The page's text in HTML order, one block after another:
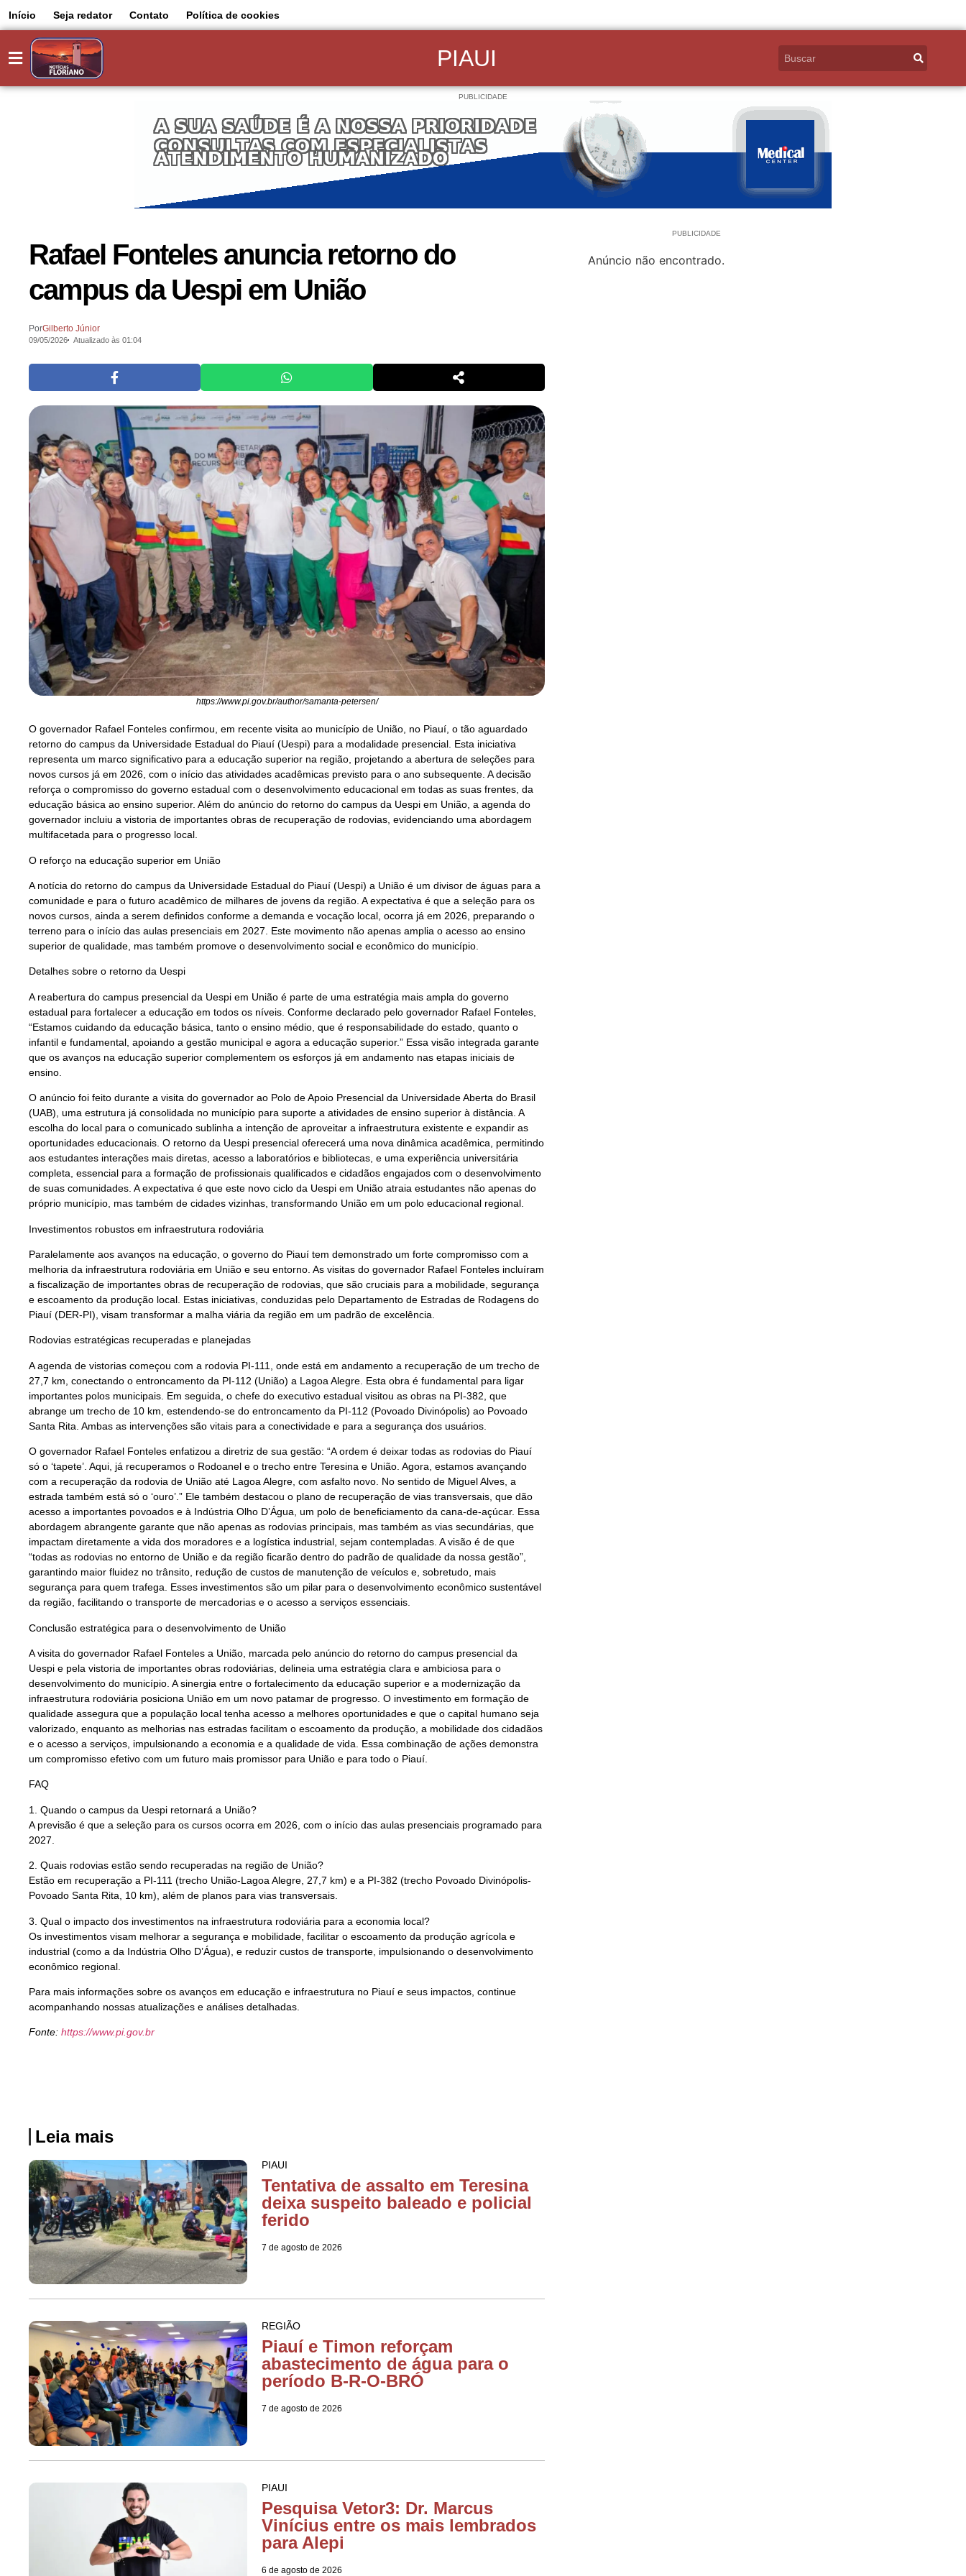
Início Seja redator Contato Política de cookies
PIAUI
PUBLICIDADE
Rafael Fonteles anuncia retorno do
campus da Uespi em União
PorGilberto Júnior
09/05/2026 Atualizado às 01:04
https://www.pi.gov.br/author/samanta-petersen/
O governador Rafael Fonteles confirmou, em recente visita ao município de União, no Piauí, o tão aguardado
retorno do campus da Universidade Estadual do Piauí (Uespi) para a modalidade presencial. Esta iniciativa
representa um marco significativo para a educação superior na região, projetando a abertura de seleções para
novos cursos já em 2026, com o início das atividades acadêmicas previsto para o ano subsequente. A decisão
reforça o compromisso do governo estadual com o desenvolvimento educacional em todas as suas frentes, da
educação básica ao ensino superior. Além do anúncio do retorno do campus da Uespi em União, a agenda do
governador incluiu a vistoria de importantes obras de recuperação de rodovias, evidenciando uma abordagem
multifacetada para o progresso local.
O reforço na educação superior em União
A notícia do retorno do campus da Universidade Estadual do Piauí (Uespi) a União é um divisor de águas para a
comunidade e para o futuro acadêmico de milhares de jovens da região. A expectativa é que a seleção para os
novos cursos, ainda a serem definidos conforme a demanda e vocação local, ocorra já em 2026, preparando o
terreno para o início das aulas presenciais em 2027. Este movimento não apenas amplia o acesso ao ensino
superior de qualidade, mas também promove o desenvolvimento social e econômico do município.
Detalhes sobre o retorno da Uespi
A reabertura do campus presencial da Uespi em União é parte de uma estratégia mais ampla do governo
estadual para fortalecer a educação em todos os níveis. Conforme declarado pelo governador Rafael Fonteles,
“Estamos cuidando da educação básica, tanto o ensino médio, que é responsabilidade do estado, quanto o
infantil e fundamental, apoiando a gestão municipal e agora a educação superior.” Essa visão integrada garante
que os avanços na educação superior complementem os esforços já em andamento nas etapas iniciais de
ensino.
O anúncio foi feito durante a visita do governador ao Polo de Apoio Presencial da Universidade Aberta do Brasil
(UAB), uma estrutura já consolidada no município para suporte a atividades de ensino superior à distância. A
escolha do local para o comunicado sublinha a intenção de aproveitar a infraestrutura existente e expandir as
oportunidades educacionais. O retorno da Uespi presencial oferecerá uma nova dinâmica acadêmica, permitindo
aos estudantes interações mais diretas, acesso a laboratórios e bibliotecas, e uma experiência universitária
completa, essencial para a formação de profissionais qualificados e cidadãos engajados com o desenvolvimento
de suas comunidades. A expectativa é que este novo ciclo da Uespi em União atraia estudantes não apenas do
próprio município, mas também de cidades vizinhas, transformando União em um polo educacional regional.
Investimentos robustos em infraestrutura rodoviária
Paralelamente aos avanços na educação, o governo do Piauí tem demonstrado um forte compromisso com a
melhoria da infraestrutura rodoviária em União e seu entorno. As visitas do governador Rafael Fonteles incluíram
a fiscalização de importantes obras de recuperação de rodovias, que são cruciais para a mobilidade, segurança
e escoamento da produção local. Estas iniciativas, conduzidas pelo Departamento de Estradas de Rodagens do
Piauí (DER-PI), visam transformar a malha viária da região em um padrão de excelência.
Rodovias estratégicas recuperadas e planejadas
A agenda de vistorias começou com a rodovia PI-111, onde está em andamento a recuperação de um trecho de
27,7 km, conectando o entroncamento da PI-112 (União) a Lagoa Alegre. Esta obra é fundamental para ligar
importantes polos municipais. Em seguida, o chefe do executivo estadual visitou as obras na PI-382, que
abrange um trecho de 10 km, estendendo-se do entroncamento da PI-112 (Povoado Divinópolis) ao Povoado
Santa Rita. Ambas as intervenções são vitais para a conectividade e para a segurança dos usuários.
O governador Rafael Fonteles enfatizou a diretriz de sua gestão: “A ordem é deixar todas as rodovias do Piauí
só o ‘tapete’. Aqui, já recuperamos o Rodoanel e o trecho entre Teresina e União. Agora, estamos avançando
com a recuperação da rodovia de União até Lagoa Alegre, com asfalto novo. No sentido de Miguel Alves, a
estrada também está só o ‘ouro’.” Ele também destacou o plano de recuperação de vias transversais, que dão
acesso a importantes povoados e à Indústria Olho D’Água, um polo de beneficiamento da cana-de-açúcar. Essa
abordagem abrangente garante que não apenas as rodovias principais, mas também as vias secundárias, que
impactam diretamente a vida dos moradores e a logística industrial, sejam contempladas. A visão é de que
“todas as rodovias no entorno de União e da região ficarão dentro do padrão de qualidade da nossa gestão”,
garantindo maior fluidez no trânsito, redução de custos de manutenção de veículos e, sobretudo, mais
segurança para quem trafega. Esses investimentos são um pilar para o desenvolvimento econômico sustentável
da região, facilitando o transporte de mercadorias e o acesso a serviços essenciais.
Conclusão estratégica para o desenvolvimento de União
A visita do governador Rafael Fonteles a União, marcada pelo anúncio do retorno do campus presencial da
Uespi e pela vistoria de importantes obras rodoviárias, delineia uma estratégia clara e ambiciosa para o
desenvolvimento do município. A sinergia entre o fortalecimento da educação superior e a modernização da
infraestrutura rodoviária posiciona União em um novo patamar de progresso. O investimento em formação de
qualidade assegura que a população local tenha acesso a melhores oportunidades e que o capital humano seja
valorizado, enquanto as melhorias nas estradas facilitam o escoamento da produção, a mobilidade dos cidadãos
e o acesso a serviços, impulsionando a economia e a qualidade de vida. Essa combinação de ações demonstra
um compromisso efetivo com um futuro mais promissor para União e para todo o Piauí.
FAQ
1. Quando o campus da Uespi retornará a União?
A previsão é que a seleção para os cursos ocorra em 2026, com o início das aulas presenciais programado para
2027.
2. Quais rodovias estão sendo recuperadas na região de União?
Estão em recuperação a PI-111 (trecho União-Lagoa Alegre, 27,7 km) e a PI-382 (trecho Povoado Divinópolis-
Povoado Santa Rita, 10 km), além de planos para vias transversais.
3. Qual o impacto dos investimentos na infraestrutura rodoviária para a economia local?
Os investimentos visam melhorar a segurança e mobilidade, facilitar o escoamento da produção agrícola e
industrial (como a da Indústria Olho D’Água), e reduzir custos de transporte, impulsionando o desenvolvimento
econômico regional.
Para mais informações sobre os avanços em educação e infraestrutura no Piauí e seus impactos, continue
acompanhando nossas atualizações e análises detalhadas.
Fonte: https://www.pi.gov.br
Leia mais
PIAUI
Tentativa de assalto em Teresina
deixa suspeito baleado e policial
ferido
7 de agosto de 2026
REGIÃO
Piauí e Timon reforçam
abastecimento de água para o
período B-R-O-BRÓ
7 de agosto de 2026
PIAUI
Pesquisa Vetor3: Dr. Marcus
Vinícius entre os mais lembrados
para Alepi
6 de agosto de 2026
PUBLICIDADE
Anúncio não encontrado.